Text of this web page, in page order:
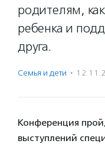
родителям,
ребенка и
друга.
Семья и дети ·
Конференция
выступлений